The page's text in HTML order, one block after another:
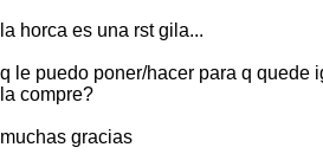
la horca es una rst gila...
q le puedo poner/hacer para q quede
la compre?
muchas gracias